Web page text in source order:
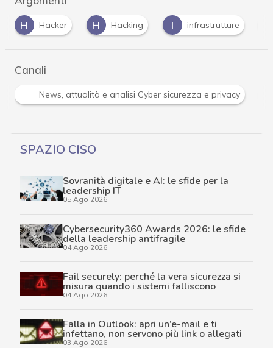
H
Hacking I infrastrutture R ransomware
Canali
e analisi Cyber sicurezza e privacy R Ransomware
SPAZIO CISO
Sovranità digitale e AI: le sfide per la
leadership IT
05 Ago 2026
Cybersecurity360 Awards 2026: le sfide
della leadership antifragile
04 Ago 2026
Fail securely: perché la vera sicurezza si
misura quando i sistemi falliscono
04 Ago 2026
Falla in Outlook: apri un’e-mail e ti
infettano, non servono più link o allegati
03 Ago 2026